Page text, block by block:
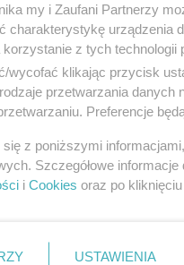
mln zł
projekt
reklama
my i Zaufani Partnerzy
charakterystykę urządzenia
korzystanie z tych technologii
wycofać klikając przycisk
przetwarzania
Preferencje
się z poniższymi
Szczegółowe
i Cookies oraz po kliknięciu
USTAWIENIA